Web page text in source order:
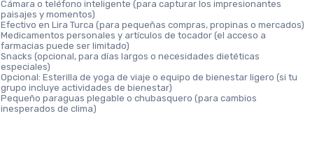
Cámara o teléfono inteligente (para capturar los impresionantes
paisajes y momentos)
Efectivo en Lira Turca (para pequeñas compras, propinas o mercados)
Medicamentos personales y artículos de tocador (el acceso a
farmacias puede ser limitado)
Snacks (opcional, para días largos o necesidades dietéticas
especiales)
Opcional: Esterilla de yoga de viaje o equipo de bienestar ligero (si tu
grupo incluye actividades de bienestar)
Pequeño paraguas plegable o chubasquero (para cambios
inesperados de clima)